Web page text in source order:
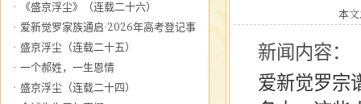
关帝圣君圣诞大典
·
《盛京浮尘》（连载二十六）
· 爱新觉罗家族通启·2026年高考登记事
宜· 盛京浮尘（连载二十五）
· 一个郝姓，一生恩情
· 盛京浮尘（连载二十四）
本文
新闻内容：
爱新觉罗宗